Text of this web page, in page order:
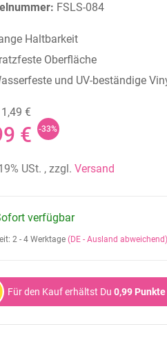
FSLS-084
Haltbarkeit
Oberfläche
und UV-beständige
€
€ -33%
USt. , zzgl. Versand
verfügbar
2 - 4 Werktage (DE - Ausland abweichend)
Für den Kauf erhältst Du 0,99 Punkte